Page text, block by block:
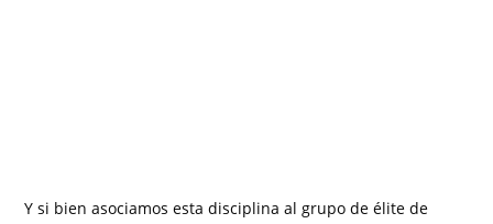
Y si bien asociamos esta disciplina al grupo de élite de